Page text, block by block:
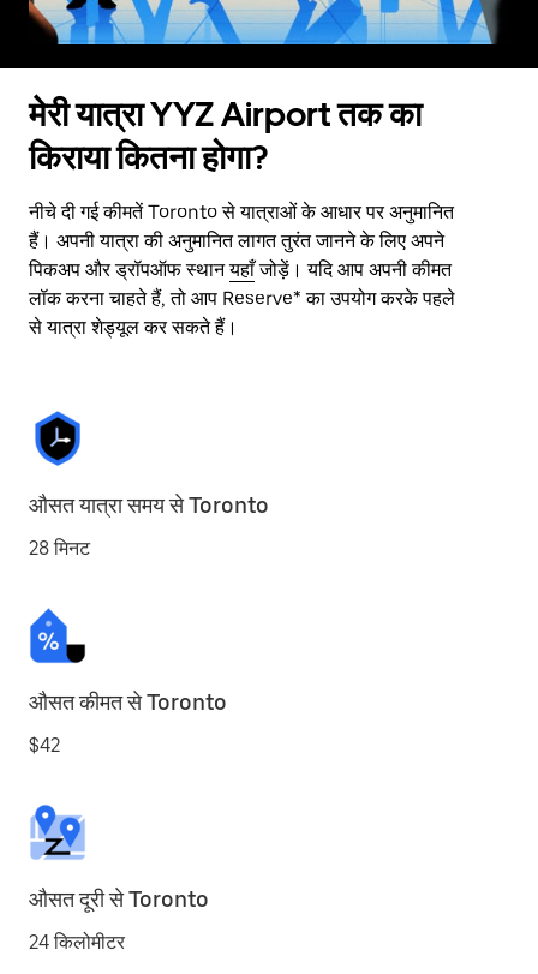
मेरी यात्रा YYZ Airport तक का
किराया कितना होगा?
नीचे दी गई कीमतें Toronto से यात्राओं के आधार पर अनुमानित
हैं। अपनी यात्रा की अनुमानित लागत तुरंत जानने के लिए अपने
पिकअप और ड्रॉपऑफ स्थानयहाँजोड़ें। यदि आप अपनी कीमत
लॉक करना चाहते हैं, तो आप Reserve* का उपयोग करके पहले
से यात्रा शेड्यूल कर सकते हैं।
औसत यात्रा समय से Toronto
28 मिनट
औसत कीमत से Toronto
$42
औसत दूरी से Toronto
24 किलोमीटर